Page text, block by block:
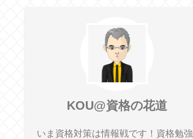
KOU@資格の花道
いま資格対策は情報戦です！資格勉強